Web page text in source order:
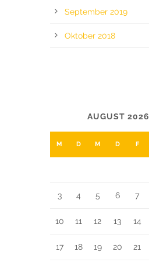
September 2019
Oktober 2018
AUGUST 2026
M D M D F
3 4 5 6 7
10 11 12 13 14
17 18 19 20 21